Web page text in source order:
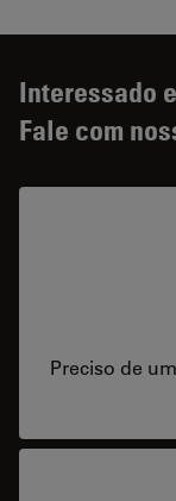
Interessado
Fale com
Preciso de